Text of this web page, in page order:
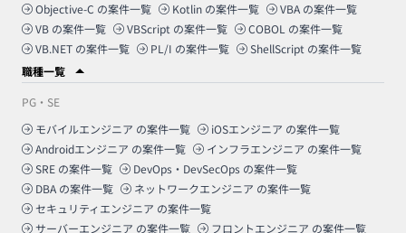
Objective-C の案件一覧 Kotlin の案件一覧 VBA の案件一覧
VB の案件一覧 VBScript の案件一覧 COBOL の案件一覧
VB.NET の案件一覧 PL/I の案件一覧 ShellScript の案件一覧
職種一覧
PG・SE
モバイルエンジニア の案件一覧 iOSエンジニア の案件一覧
Androidエンジニア の案件一覧 インフラエンジニア の案件一覧
SRE の案件一覧 DevOps・DevSecOps の案件一覧
DBA の案件一覧 ネットワークエンジニア の案件一覧
セキュリティエンジニア の案件一覧
サーバーエンジニア の案件一覧 フロントエンジニア の案件一覧